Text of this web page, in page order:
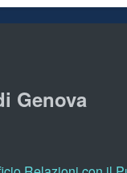
Genova